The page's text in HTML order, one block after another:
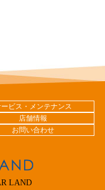
ビス・メンテナンス
店舗情報
お問い合わせ
LAND